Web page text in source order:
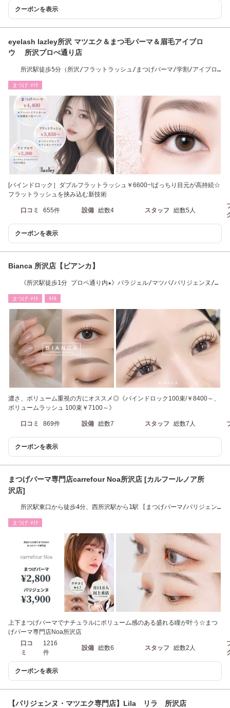
クーポンを表示
eyelash lazley所沢 マツエク＆まつ毛パーマ＆眉毛アイブロ
ウ 所沢プロぺ通り店
所沢駅徒歩5分（所沢/フラットラッシュ/まつげパーマ/学割/アイブロ
まつげ･ﾒｲｸ
[バインドロック］ダブルフラットラッシュ￥6600~!ぱっちり目元が高持続☆
フラットラッシュを挟み込む新技術
口コミ 655件 設備 総数4 スタッフ 総数5人
クーポンを表示
Bianca 所沢店【ビアンカ】
《所沢駅徒歩1分 プロペ通り内★》パラジェル/マツパ/パリジェンヌ/眉
まつげ･ﾒｲｸ ﾈｲﾙ
濃さ、ボリューム重視の方にオススメ◎《バインドロック100束/￥8400～、
ボリュームラッシュ 100束￥7100～》
口コミ 869件 設備 総数7 スタッフ 総数7人
クーポンを表示
まつげパーマ専門店carrefour Noa所沢店 [カルフールノア所
沢店]
所沢駅東口から徒歩4分、西所沢駅から1駅 [まつげパーマ/パリジェン
まつげ･ﾒｲｸ
上下まつげパーマでナチュラルにボリューム感のある盛れる瞳が叶う☆まつ
げパーマ専門店Noa所沢店
口コ
ミ
1216
件
設備 総数6 スタッフ 総数2人
クーポンを表示
【パリジェンヌ・マツエク専門店】Lila リラ 所沢店